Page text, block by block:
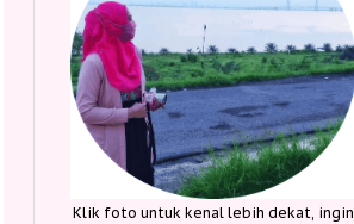
Klik foto untuk kenal lebih dekat, ingin